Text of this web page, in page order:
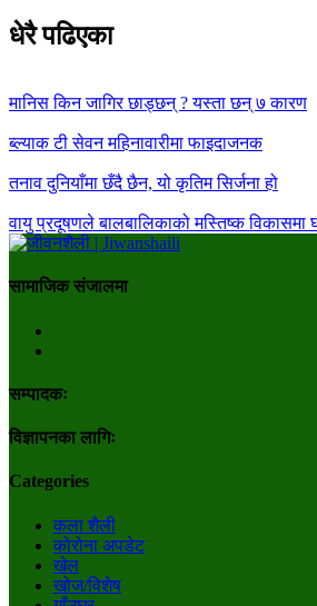
धेरै पढिएका
मानिस किन जागिर छाड्छन् ? यस्ता छन् ७ कारण
ब्ल्याक टी सेवन महिनावारीमा फाइदाजनक
तनाव दुनियाँमा छँदै छैन, यो कृतिम सिर्जना हो
वायु प्रदूषणले बालबालिकाको मस्तिष्क
सामाजिक संजालमा
सम्पादकः
विज्ञापनका लागिः
Categories
कला शैली
कोरोना अपडेट
खेल
खोज/विशेष